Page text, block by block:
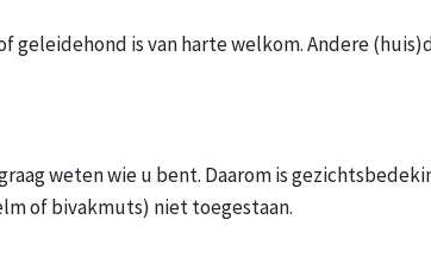
geleidehond is van harte welkom. Andere
weten wie u bent. Daarom is
of bivakmuts) niet toegestaan.